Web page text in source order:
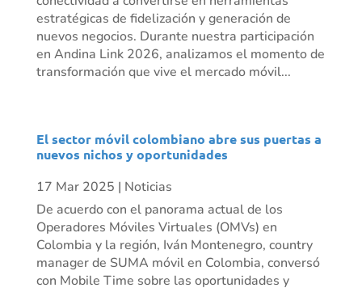
estratégicas de fidelización y generación de
nuevos negocios. Durante nuestra participación
en Andina Link 2026, analizamos el momento de
transformación que vive el mercado móvil...
El sector móvil colombiano abre sus puertas a
nuevos nichos y oportunidades
17 Mar 2025 | Noticias
De acuerdo con el panorama actual de los
Operadores Móviles Virtuales (OMVs) en
Colombia y la región, Iván Montenegro, country
manager de SUMA móvil en Colombia, conversó
con Mobile Time sobre las oportunidades y